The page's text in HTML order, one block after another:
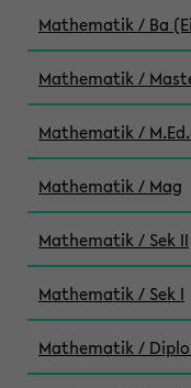
Mathematik / Ba
Mathematik /
Mathematik /
Mathematik / Mag
Mathematik / Sek II
Mathematik / Sek I
Mathematik /